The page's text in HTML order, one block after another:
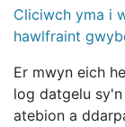
Cliciwch yma i
hawlfraint
Er mwyn eich
log datgelu
atebion a